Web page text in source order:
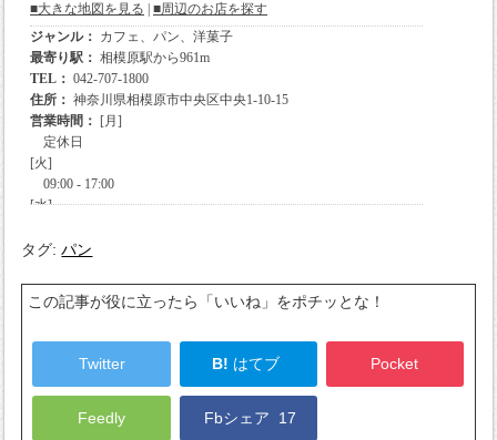
タグ:パン
この記事が役に立ったら「いいね」をポチッとな！
Twitter B! はてブ Pocket
Feedly Fbシェア 17